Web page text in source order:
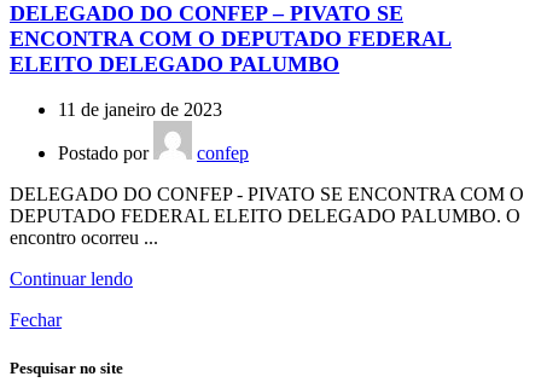
DELEGADO DO CONFEP – PIVATO SE
ENCONTRA COM O DEPUTADO FEDERAL
ELEITO DELEGADO PALUMBO
11 de janeiro de 2023
Postado por
confep
DELEGADO DO CONFEP - PIVATO SE ENCONTRA COM O
DEPUTADO FEDERAL ELEITO DELEGADO PALUMBO. O
encontro ocorreu ...
Continuar lendo
Fechar
Pesquisar no site